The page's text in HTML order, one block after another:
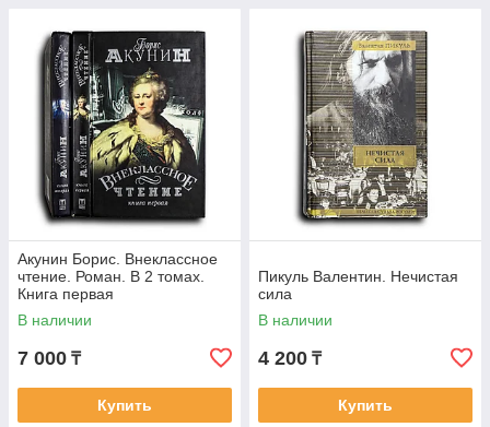
Акунин Борис. Внеклассное
чтение. Роман. В 2 томах.
Книга первая
В наличии
7 000 ₸
Купить
Пикуль Валентин. Нечистая
сила
В наличии
4 200 ₸
Купить